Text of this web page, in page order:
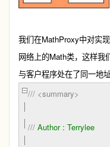
我们在MathProxy中对实现
网络上的Math类，这样我
与客户程序处在了同一地址
/// <summary>
/// Author : Terrylee